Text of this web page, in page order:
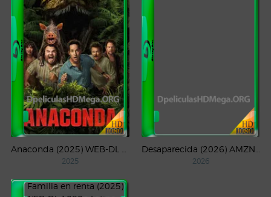
2025 2026